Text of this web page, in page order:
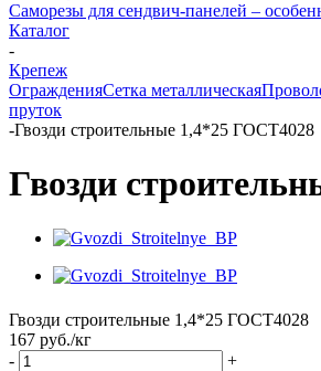
Саморезы для сендвич-панелей –
Каталог
-
Крепеж
ОгражденияСетка металлическая
пруток
-Гвозди строительные 1,4*25 ГОСТ4028
Гвозди
Гвозди строительные 1,4*25 ГОСТ4028
167 руб./кг
-
+